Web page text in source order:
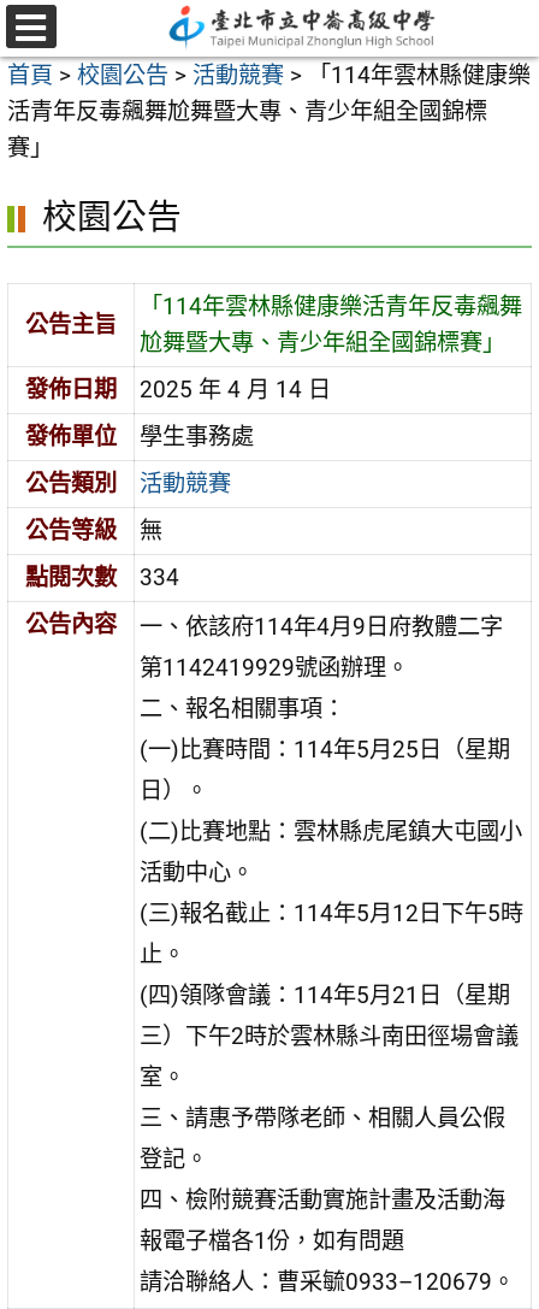
跳
至
主
要
內
區
選
單
首頁 > 校園公告 > 活動競賽 >
「114年雲林縣健康樂
活青年反毒飆舞尬舞暨大專、青少年組全國錦標
賽」
校園公告
公告主旨
「114年雲林縣健康樂活青年反毒飆舞
尬舞暨大專、青少年組全國錦標賽」
發佈日期
2025 年 4 月 14 日
發佈單位
學生事務處
公告類別
活動競賽
公告等級
無
點閱次數
334
公告內容
一、依該府114年4月9日府教體二字
第1142419929號函辦理。
二、報名相關事項：
(一)比賽時間：114年5月25日（星期
日）。
(二)比賽地點：雲林縣虎尾鎮大屯國小
活動中心。
(三)報名截止：114年5月12日下午5時
止。
(四)領隊會議：114年5月21日（星期
三）下午2時於雲林縣斗南田徑場會議
室。
三、請惠予帶隊老師、相關人員公假
登記。
四、檢附競賽活動實施計畫及活動海
報電子檔各1份，如有問題
請洽聯絡人：曹采毓0933–120679。